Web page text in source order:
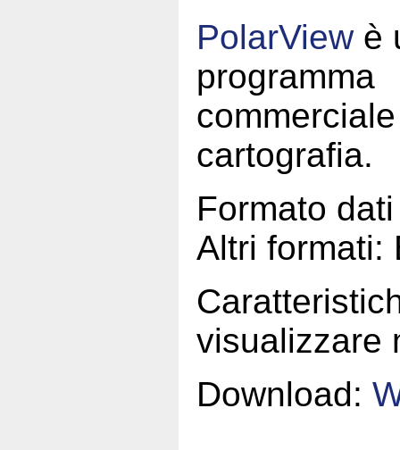
PolarViewè
programma
cartografia.
Formato
Altri formati:
visualizzare
Download: